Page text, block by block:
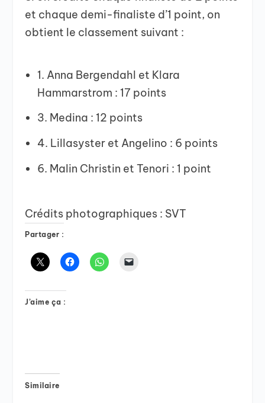
et chaque demi-finaliste d’1 point, on
obtient le classement suivant :
1. Anna Bergendahl et Klara
Hammarstrom : 17 points
3. Medina : 12 points
4. Lillasyster et Angelino : 6 points
6. Malin Christin et Tenori : 1 point
Crédits photographiques : SVT
Partager :
J’aime ça :
Similaire